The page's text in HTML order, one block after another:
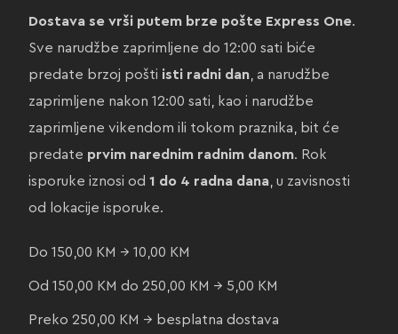
Dostava se vrši putem brze pošte Express One.
Sve narudžbe zaprimljene do 12:00 sati biće
predate brzoj pošti isti radni dan, a narudžbe
zaprimljene nakon 12:00 sati, kao i narudžbe
zaprimljene vikendom ili tokom praznika, bit će
predate prvim narednim radnim danom. Rok
isporuke iznosi od 1 do 4 radna dana, u zavisnosti
od lokacije isporuke.
Do 150,00 KM → 10,00 KM
Od 150,00 KM do 250,00 KM → 5,00 KM
Preko 250,00 KM → besplatna dostava